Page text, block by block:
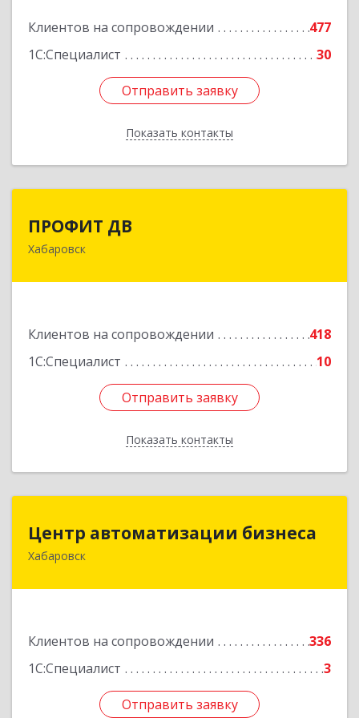
Клиентов на сопровождении
477
1С:Специалист
30
Отправить заявку
Показать контакты
Отправить заявку
Назад
ПРОФИТ ДВ
Хабаровск
Клиентов на сопровождении
418
1С:Специалист
10
Отправить заявку
Показать контакты
680000, Хабаровский край, Хабаровск г,
Отправить заявку
Назад
Центр автоматизации бизнеса
Хабаровск
Клиентов на сопровождении
336
1С:Специалист
3
Отправить заявку
Центр автоматизации бизнеса
680030, Хабаровский край, Хабаровск г, Ленина
Отправить заявку